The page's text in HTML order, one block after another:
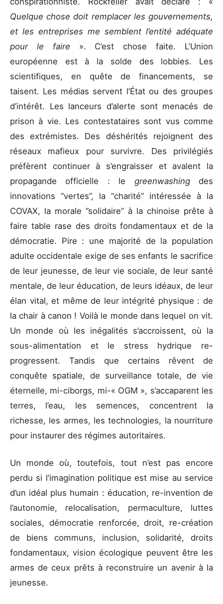
Quelque chose doit remplacer les gouvernements,
et les entreprises me semblent l’entité adéquate
pour le faire ». C’est chose faite. L’Union
européenne est à la solde des lobbies. Les
scientifiques, en quête de financements, se
taisent. Les médias servent l’État ou des groupes
d’intérêt. Les lanceurs d’alerte sont menacés de
prison à vie. Les contestataires sont vus comme
des extrémistes. Des déshérités rejoignent des
réseaux mafieux pour survivre. Des privilégiés
préfèrent continuer à s’engraisser et avalent la
propagande officielle : le greenwashingdes
innovations “vertes”, la “charité” intéressée à la
COVAX, la morale ‘’solidaire’’ à la chinoise prête à
faire table rase des droits fondamentaux et de la
démocratie. Pire : une majorité de la population
adulte occidentale exige de ses enfants le sacrifice
de leur jeunesse, de leur vie sociale, de leur santé
mentale, de leur éducation, de leurs idéaux, de leur
élan vital, et même de leur intégrité physique : de
la chair à canon ! Voilà le monde dans lequel on vit.
Un monde où les inégalités s’accroissent, où la
sous-alimentation et le stress hydrique re-
progressent. Tandis que certains rêvent de
conquête spatiale, de surveillance totale, de vie
éternelle, mi-ciborgs, mi-« OGM », s’accaparent les
terres, l’eau, les semences, concentrent la
richesse, les armes, les technologies, la nourriture
pour instaurer des régimes autoritaires.
Un monde où, toutefois, tout n’est pas encore
perdu si l’imagination politique est mise au service
d’un idéal plus humain : éducation, re-invention de
l’autonomie, relocalisation, permaculture, luttes
sociales, démocratie renforcée, droit, re-création
de biens communs, inclusion, solidarité, droits
fondamentaux, vision écologique peuvent être les
armes de ceux prêts à reconstruire un avenir à la
jeunesse.